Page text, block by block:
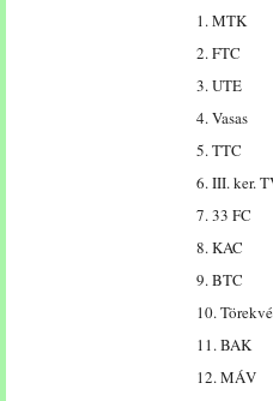
1. MTK
2. FTC
3. UTE
4. Vasas
5. TTC
6. III. ker.
7. 33 FC
8. KAC
9. BTC
10.
11. BAK
12. MÁV